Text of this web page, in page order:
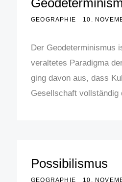
GEOGRAPHIE 10.
Der Geodeterminismus
veraltetes Paradigma
ging davon aus, dass
Gesellschaft vollständig
Possibilismus
GEOGRAPHIE 10.